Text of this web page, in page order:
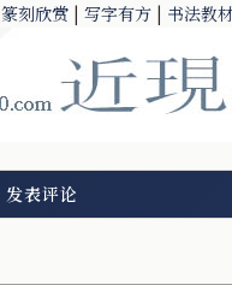
篆刻欣赏 | 写字有方 | 书法教
发表评论